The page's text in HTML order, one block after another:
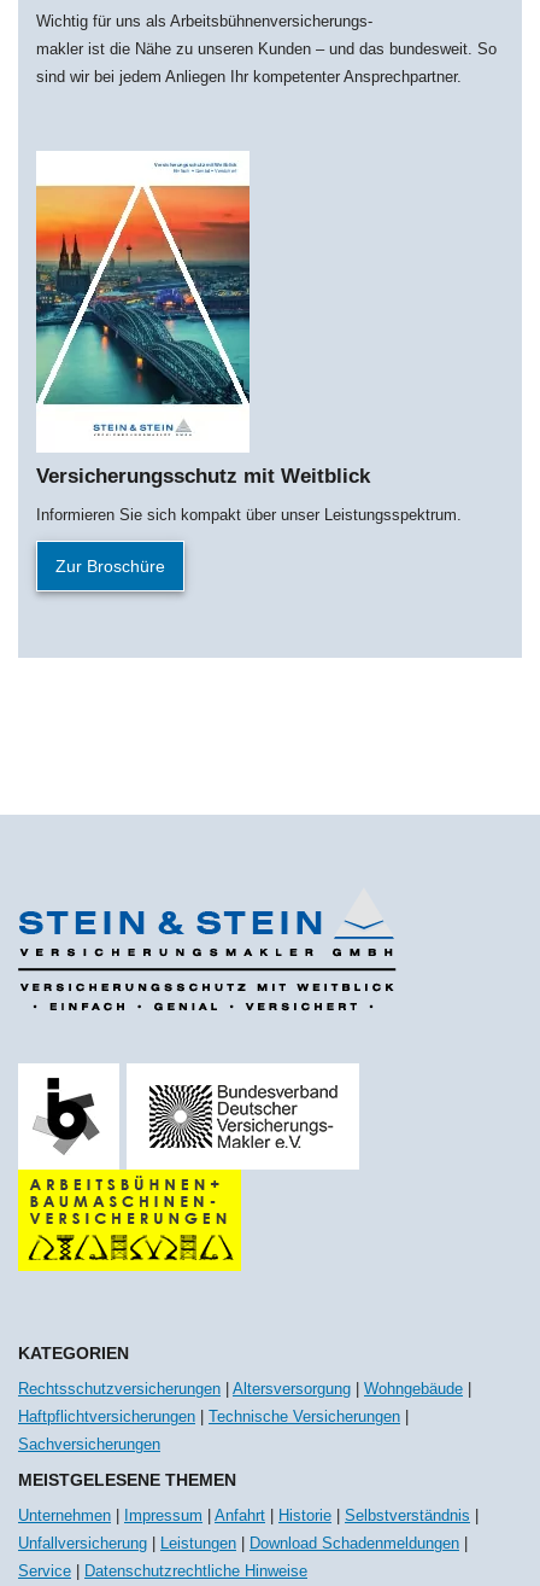
Wichtig für uns als Arbeitsbühnenversicherungs-
makler ist die Nähe zu unseren Kunden – und das bundesweit. So
sind wir bei jedem Anliegen Ihr kompetenter Ansprechpartner.
Versicherungsschutz mit Weitblick
Informieren Sie sich kompakt über unser Leistungsspektrum.
Zur Broschüre
KATEGORIEN
Rechtsschutzversicherungen Altersversorgung Wohngebäude
Haftpflichtversicherungen
Technische Versicherungen
Sachversicherungen
MEISTGELESENE THEMEN
Unternehmen Impressum Anfahrt Historie Selbstverständnis
Unfallversicherung
Leistungen Download Schadenmeldungen
Service
Datenschutzrechtliche Hinweise